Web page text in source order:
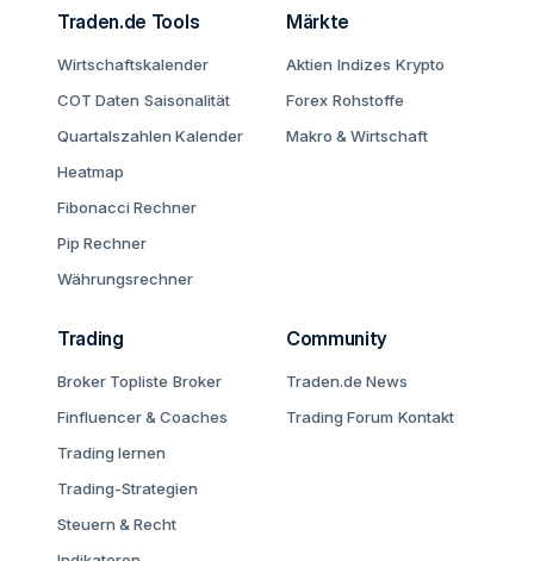
Traden.de Tools
Wirtschaftskalender
COT Daten Saisonalität
Quartalszahlen Kalender
Heatmap
Fibonacci Rechner
Pip Rechner
Währungsrechner
Märkte
Aktien Indizes Krypto
Forex Rohstoffe
Makro & Wirtschaft
Trading
Broker Topliste Broker
Finfluencer & Coaches
Trading lernen
Trading-Strategien
Steuern & Recht
Community
Traden.de News
Trading Forum Kontakt